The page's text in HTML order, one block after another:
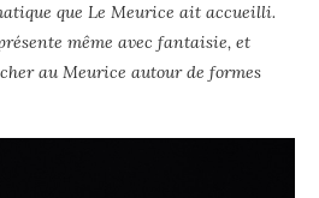
que Le Meurice ait accueilli.
même avec fantaisie, et
au Meurice autour de formes